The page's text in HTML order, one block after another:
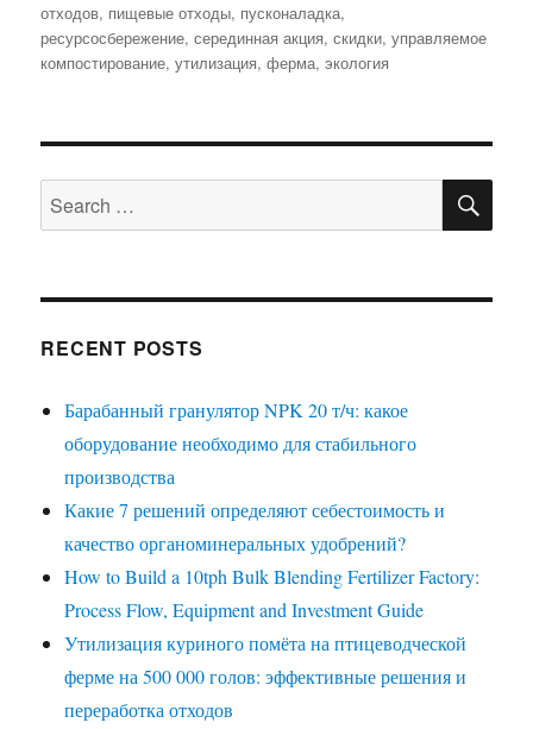
отходов, пищевые отходы, пусконаладка,
ресурсосбережение,серединная акция,скидки,управляемое
компостирование,утилизация,ферма,экология
Search
for:
RECENT POSTS
Барабанный гранулятор NPK 20 т/ч: какое
оборудование необходимо для стабильного
производства
Какие 7 решений определяют себестоимость и
качество органоминеральных удобрений?
How to Build a 10tph Bulk Blending Fertilizer Factory:
Process Flow, Equipment and Investment Guide
Утилизация куриного помёта на птицеводческой
ферме на 500 000 голов: эффективные решения и
переработка отходов